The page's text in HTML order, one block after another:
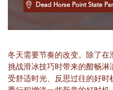
Dead Horse Point State
冬天需要节奏的改变。除了
挑战滑冰技巧时带来的酣畅
受舒适时光、反思过往的好